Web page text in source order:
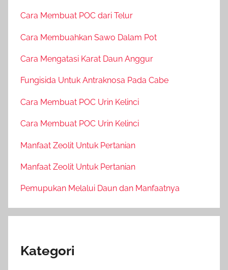
Cara Membuat POC dari Telur
Cara Membuahkan Sawo Dalam Pot
Cara Mengatasi Karat Daun Anggur
Fungisida Untuk Antraknosa Pada Cabe
Cara Membuat POC Urin Kelinci
Cara Membuat POC Urin Kelinci
Manfaat Zeolit Untuk Pertanian
Manfaat Zeolit Untuk Pertanian
Pemupukan Melalui Daun dan Manfaatnya
Kategori